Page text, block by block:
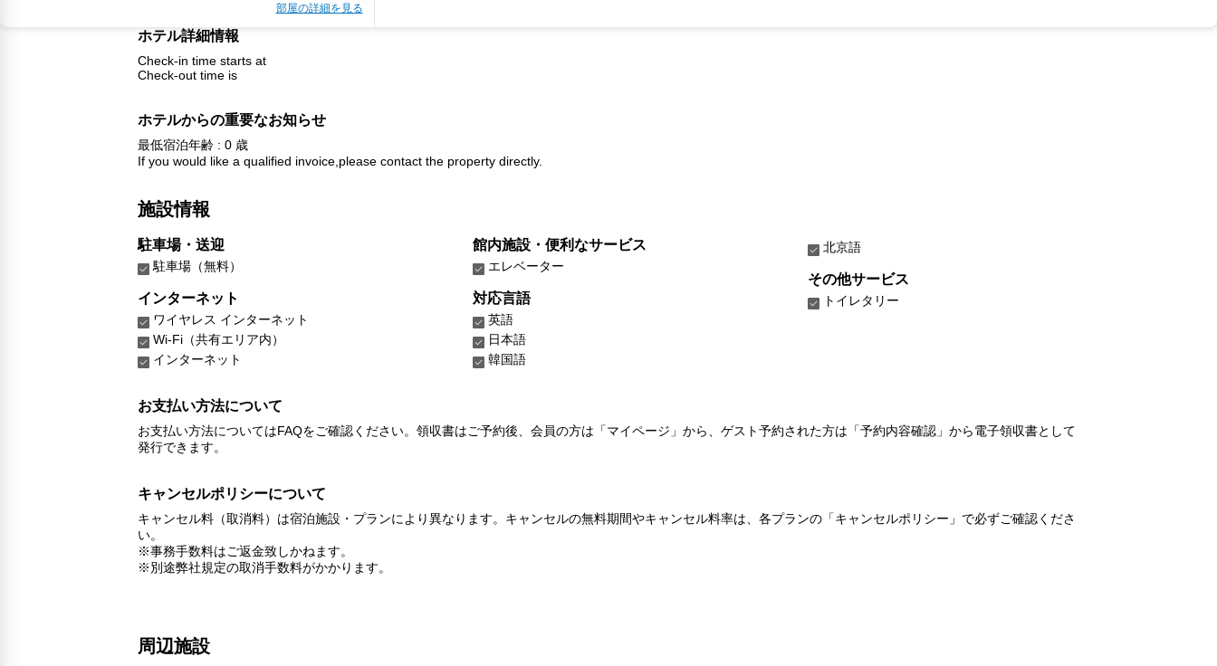
部屋の詳細を見る
ホテル詳細情報
Check-in time starts at
Check-out time is
ホテルからの重要なお知らせ
最低宿泊年齢 : 0 歳
If you would like a qualified invoice,please contact the property directly.
施設情報
駐車場・送迎
駐車場（無料）
インターネット
ワイヤレス インターネット
Wi-Fi（共有エリア内）
インターネット
館内施設・便利なサービス
エレベーター
対応言語
英語
日本語
韓国語
北京語
その他サービス
トイレタリー
お支払い方法について
お支払い方法についてはFAQをご確認ください。領収書はご予約後、会員の方は「マイページ」から、ゲスト予約された方は「予約内容確認」から電子領収書として
発行できます。
キャンセルポリシーについて
キャンセル料（取消料）は宿泊施設・プランにより異なります。キャンセルの無料期間やキャンセル料率は、各プランの「キャンセルポリシー」で必ずご確認くださ
い。
※事務手数料はご返金致しかねます。
※別途弊社規定の取消手数料がかかります。
周辺施設